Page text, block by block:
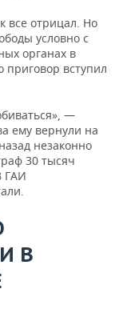
все отрицал. Но
условно с
органах в
приговор вступил
—
ему вернули на
незаконно
30 тысяч
ГАИ
В